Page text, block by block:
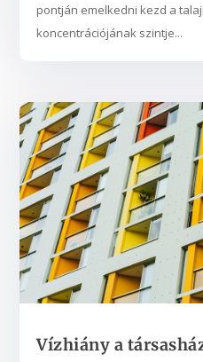
pontján emelkedni kezd a
koncentrációjának szintje...
Vízhiány a